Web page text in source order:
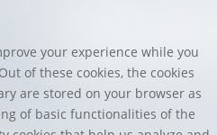
your experience while you
of these cookies, the cookies
are stored on your browser as
of basic functionalities of the